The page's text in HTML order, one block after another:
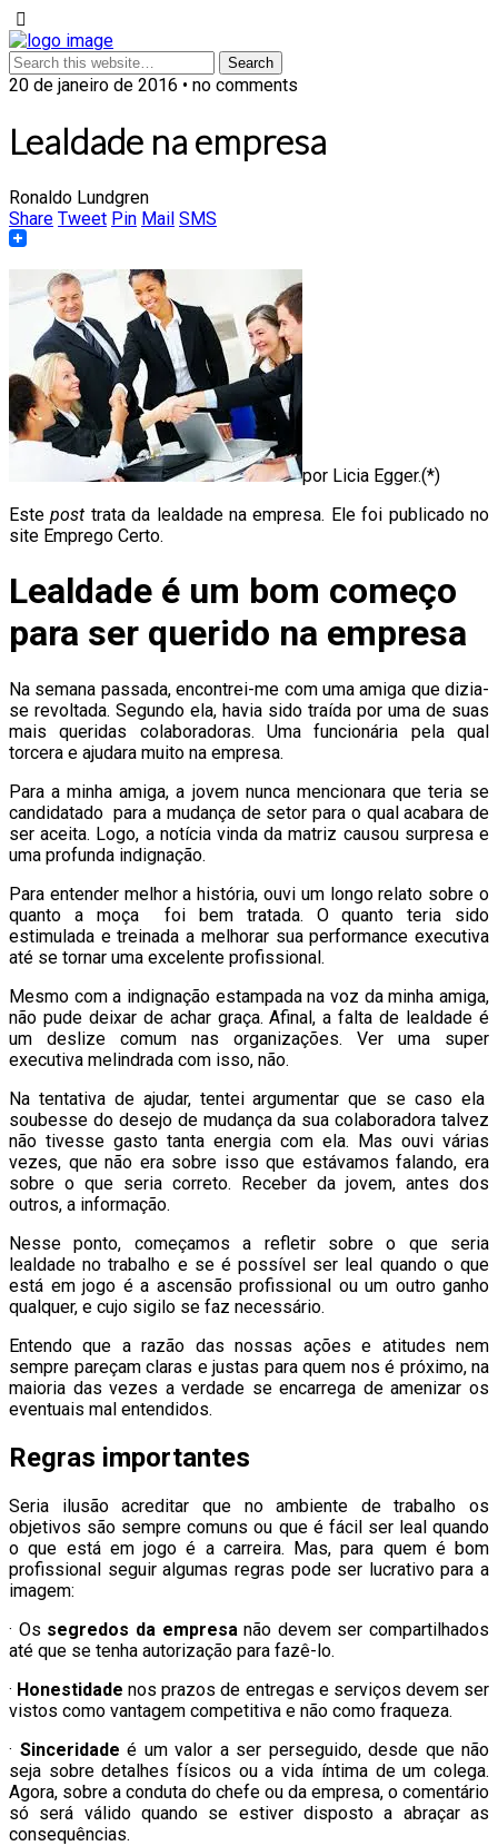
20 de janeiro de 2016 • no comments
Lealdade na empresa
Ronaldo Lundgren
Share Tweet Pin Mail SMS
por Licia Egger.(*)
Estepost trata da lealdade na empresa. Ele foi publicado no
site Emprego Certo.
Lealdade é um bom começo
para ser querido na empresa
Na semana passada, encontrei-me com uma amiga que dizia-
se revoltada. Segundo ela, havia sido traída por uma de suas
mais queridas colaboradoras. Uma funcionária pela qual
torcera e ajudara muito na empresa.
Para a minha amiga, a jovem nunca mencionara que teria se
candidatado para a mudança de setor para o qual acabara de
ser aceita. Logo, a notícia vinda da matriz causou surpresa e
uma profunda indignação.
Para entender melhor a história, ouvi um longo relato sobre o
quanto a moça foi bem tratada. O quanto teria sido
estimulada e treinada a melhorar sua performance executiva
até se tornar uma excelente profissional.
Mesmo com a indignação estampada na voz da minha amiga,
não pude deixar de achar graça. Afinal, a falta de lealdade é
um deslize comum nas organizações. Ver uma super
executiva melindrada com isso, não.
Na tentativa de ajudar, tentei argumentar que se caso ela
soubesse do desejo de mudança da sua colaboradora talvez
não tivesse gasto tanta energia com ela. Mas ouvi várias
vezes, que não era sobre isso que estávamos falando, era
sobre o que seria correto. Receber da jovem, antes dos
outros, a informação.
Nesse ponto, começamos a refletir sobre o que seria
lealdade no trabalho e se é possível ser leal quando o que
está em jogo é a ascensão profissional ou um outro ganho
qualquer, e cujo sigilo se faz necessário.
Entendo que a razão das nossas ações e atitudes nem
sempre pareçam claras e justas para quem nos é próximo, na
maioria das vezes a verdade se encarrega de amenizar os
eventuais mal entendidos.
Regras importantes
Seria ilusão acreditar que no ambiente de trabalho os
objetivos são sempre comuns ou que é fácil ser leal quando
o que está em jogo é a carreira. Mas, para quem é bom
profissional seguir algumas regras pode ser lucrativo para a
imagem:
· Os segredos da empresa não devem ser compartilhados
até que se tenha autorização para fazê-lo.
· Honestidade nos prazos de entregas e serviços devem ser
vistos como vantagem competitiva e não como fraqueza.
· Sinceridade é um valor a ser perseguido, desde que não
seja sobre detalhes físicos ou a vida íntima de um colega.
Agora, sobre a conduta do chefe ou da empresa, o comentário
só será válido quando se estiver disposto a abraçar as
consequências.